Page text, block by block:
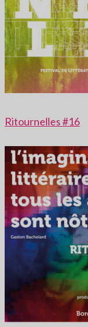
Ritournelles #16